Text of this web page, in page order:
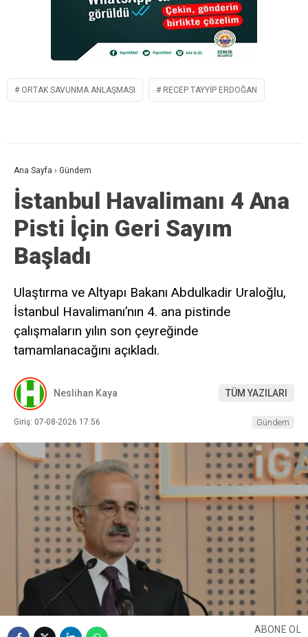
ORTAK SAVUNMA ANLAŞMASI RECEP TAYYIP ERDOĞAN
Ana Sayfa › Gündem
İstanbul Havalimanı 4 Ana
Pisti İçin Geri Sayım
Başladı
Ulaştırma ve Altyapı Bakanı Abdulkadir Uraloğlu,
İstanbul Havalimanı’nın 4. ana pistinde
çalışmaların yılın son çeyreğinde
tamamlanacağını açıkladı.
Neslihan Kaya TÜM YAZILARI
Giriş: 07-08-2026 17:56 Gündem
ABONE OL